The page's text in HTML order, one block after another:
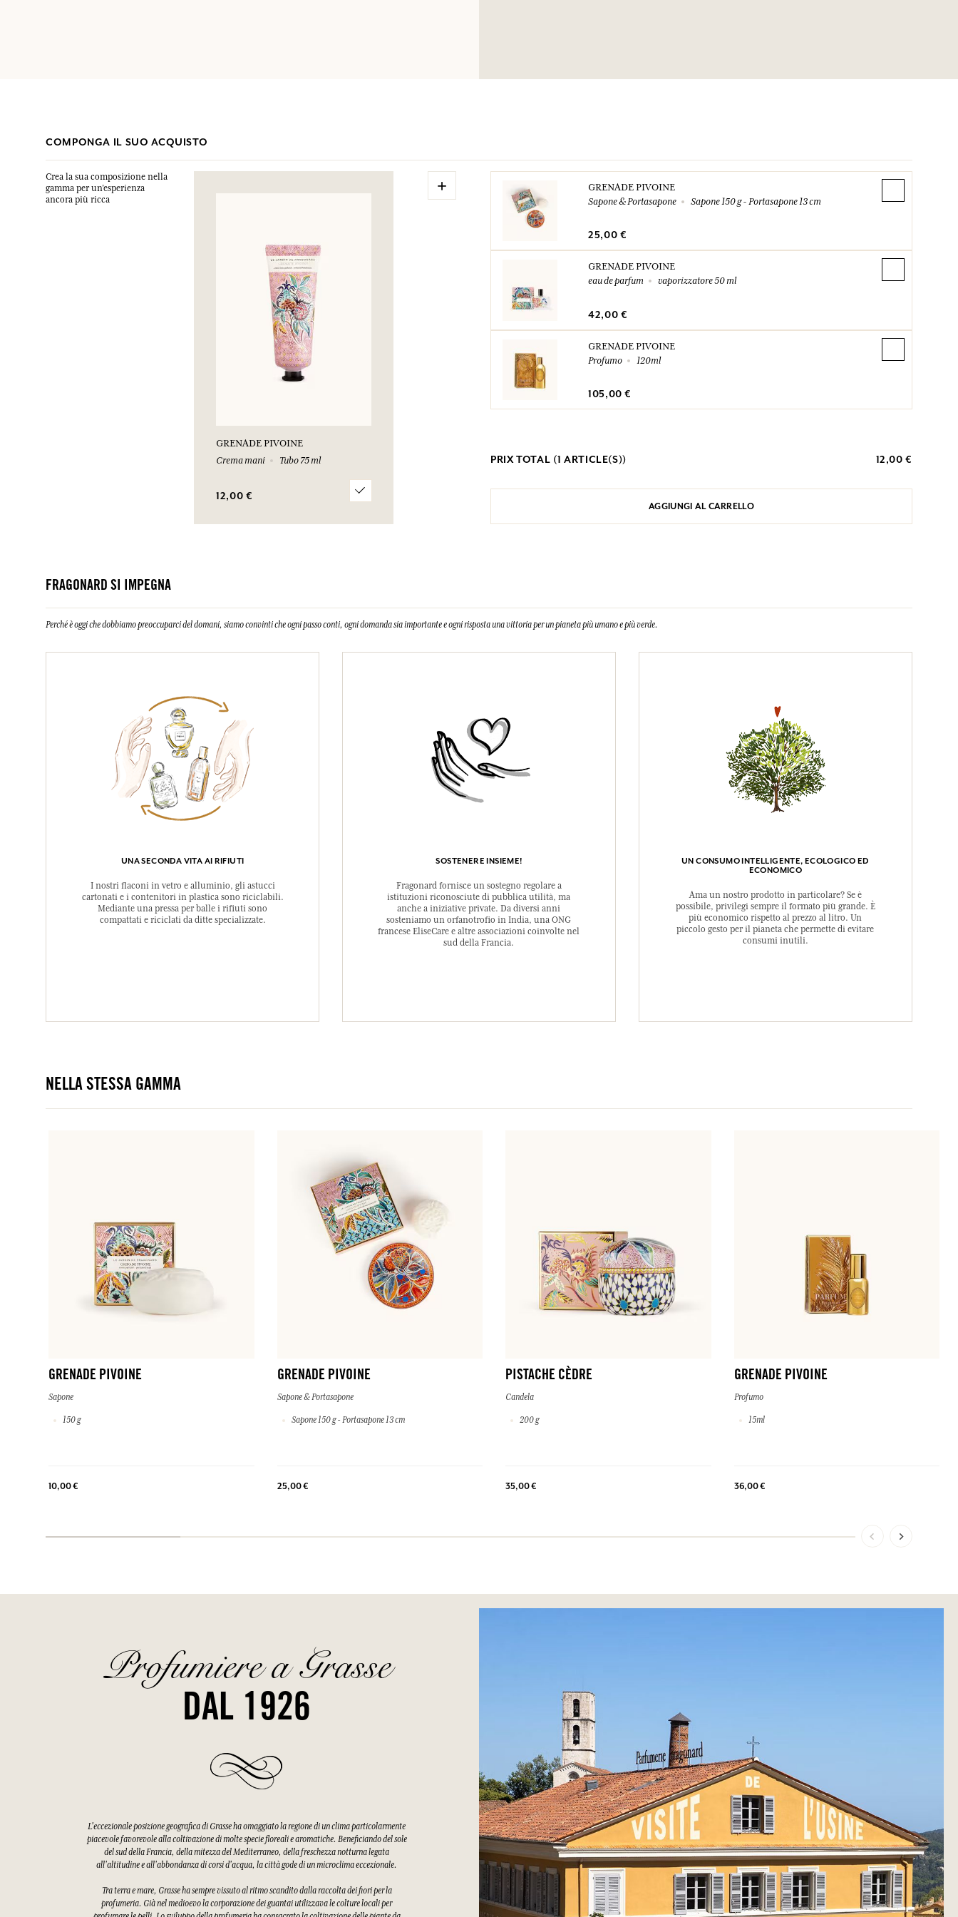
COMPONGA IL SUO ACQUISTO
Crea la sua composizione nella
gamma per un’esperienza
ancora più ricca
GRENADE PIVOINE
Crema mani
Tubo 75 ml
12,00 €
+
GRENADE PIVOINE
Sapone & Portasapone
Sapone 150 g - Portasapone 13 cm
25,00 €
GRENADE PIVOINE
eau de parfum
vaporizzatore 50 ml
42,00 €
GRENADE PIVOINE
Profumo
120ml
105,00 €
PRIX TOTAL (1 ARTICLE(S)) 12,00 €
AGGIUNGI AL CARRELLO
FRAGONARD SI IMPEGNA
Perché è oggi che dobbiamo preoccuparci del domani, siamo convinti che ogni passo conti, ogni domanda sia importante e ogni risposta una vittoria per un pianeta più umano e più verde.
UNA SECONDA VITA AI RIFIUTI
I nostri flaconi in vetro e alluminio, gli astucci
cartonati e i contenitori in plastica sono riciclabili.
Mediante una pressa per balle i rifiuti sono
compattati e riciclati da ditte specializzate.
SOSTENERE INSIEME!
Fragonard fornisce un sostegno regolare a
istituzioni riconosciute di pubblica utilità, ma
anche a iniziative private. Da diversi anni
sosteniamo un orfanotrofio in India, una ONG
francese EliseCare e altre associazioni coinvolte nel
sud della Francia.
UN CONSUMO INTELLIGENTE, ECOLOGICO ED
ECONOMICO
Ama un nostro prodotto in particolare? Se è
possibile, privilegi sempre il formato più grande. È
più economico rispetto al prezzo al litro. Un
piccolo gesto per il pianeta che permette di evitare
consumi inutili.
NELLA STESSA GAMMA
GRENADE PIVOINE
Sapone
150 g
10,00 €
GRENADE PIVOINE
Sapone & Portasapone
Sapone 150 g - Portasapone 13 cm
25,00 €
PISTACHE CÈDRE
Candela
200 g
35,00 €
GRENADE PIVOINE
Profumo
15ml
36,00 €
Profumiere a Grasse
DAL 1926
L'eccezionale posizione geografica di Grasse ha omaggiato la regione di un clima particolarmente
piacevole favorevole alla coltivazione di molte specie floreali e aromatiche. Beneficiando del sole
del sud della Francia, della mitezza del Mediterraneo, della freschezza notturna legata
all'altitudine e all'abbondanza di corsi d'acqua, la città gode di un microclima eccezionale.
Tra terra e mare, Grasse ha sempre vissuto al ritmo scandito dalla raccolta dei fiori per la
profumeria. Già nel medioevo la corporazione dei guantai utilizzava le colture locali per